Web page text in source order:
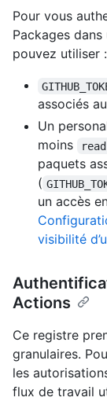
Pour vous
Packages
pouvez utiliser :
associés
Un
moins
paquets
(
un accès
visibilité
Actions
Ce registre
granulaires.
les
flux de travail